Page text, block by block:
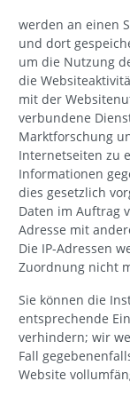
werden an einen
und dort
um die Nutzung
die
mit der
verbundene
Marktforschung
Internetseiten zu
Informationen
dies gesetzlich
Daten im Auftrag
Adresse mit
Die IP-Adressen
Zuordnung nicht
Sie können die
entsprechende
verhindern; wir
Fall
Website